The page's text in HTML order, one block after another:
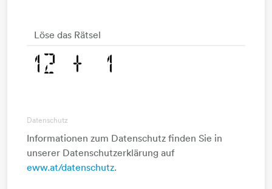
Löse das Rätsel
Datenschutz
Informationen zum Datenschutz finden Sie in
unserer Datenschutzerklärung auf
eww.at/datenschutz.